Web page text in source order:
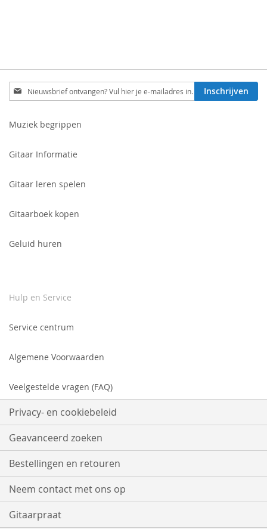
Schrijf
je
voor
Inschrijven
Muziek begrippen
Gitaar Informatie
Gitaar leren spelen
Gitaarboek kopen
Geluid huren
Hulp en Service
Service centrum
Algemene Voorwaarden
Veelgestelde vragen (FAQ)
Privacy- en cookiebeleid
Geavanceerd zoeken
Bestellingen en retouren
Neem contact met ons op
Gitaarpraat